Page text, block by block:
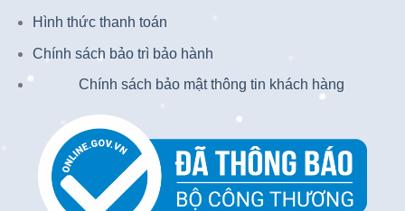
Hình thức thanh toán
Chính sách bảo trì bảo hành
Chính sách bảo mật thông tin khách hàng